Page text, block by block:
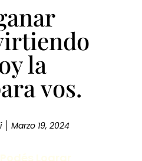
la
vos.
Marzo 19, 2024